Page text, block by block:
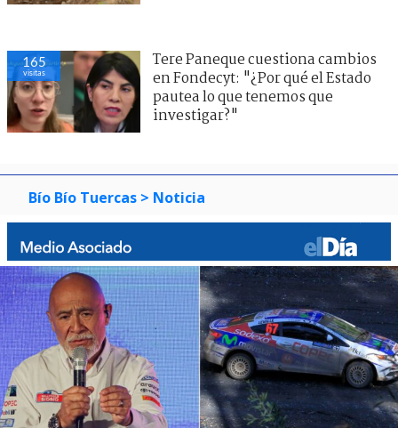
165
visitas
Tere Paneque cuestiona cambios
en Fondecyt: "¿Por qué el Estado
pautea lo que tenemos que
investigar?"
Bío Bío Tuercas > Noticia